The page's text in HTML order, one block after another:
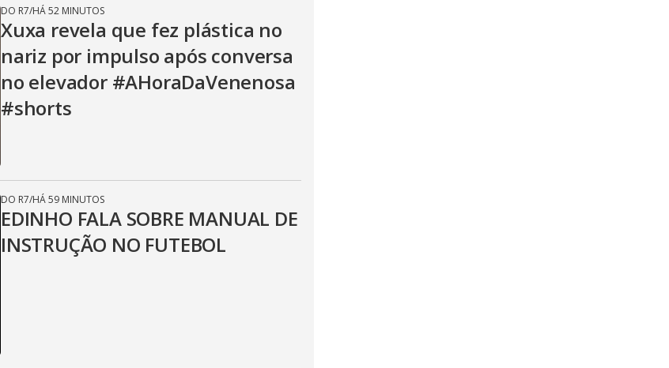
DO R7/HÁ 52 MINUTOS
Xuxa revela que fez plástica no
nariz por impulso após conversa
no elevador #AHoraDaVenenosa
#shorts
DO R7/HÁ 59 MINUTOS
EDINHO FALA SOBRE MANUAL DE
INSTRUÇÃO NO FUTEBOL